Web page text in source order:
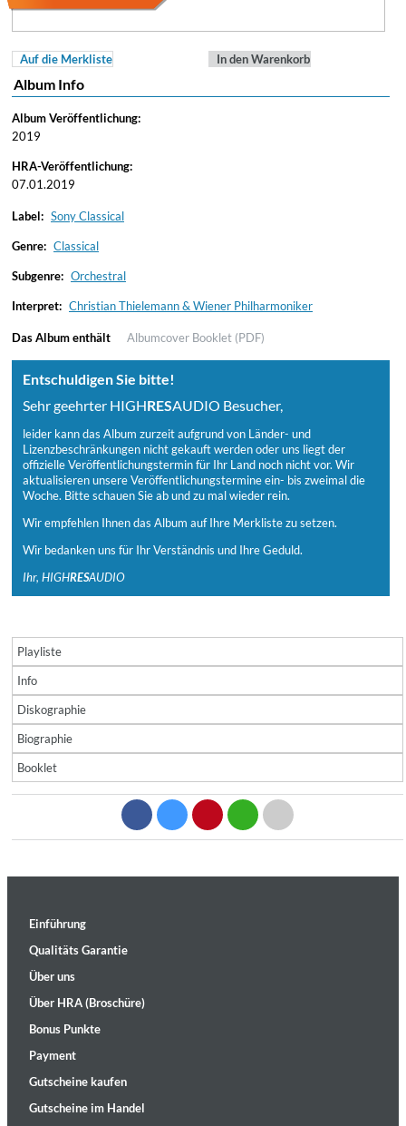
Auf die Merkliste In den Warenkorb
Album Info
Album Veröffentlichung:
2019
HRA-Veröffentlichung:
07.01.2019
Label: Sony Classical
Genre: Classical
Subgenre: Orchestral
Interpret: Christian Thielemann & Wiener Philharmoniker
Das Album enthält Albumcover Booklet (PDF)
Entschuldigen Sie bitte!
Sehr geehrter HIGHRESAUDIO Besucher,
leider kann das Album zurzeit aufgrund von Länder- und
Lizenzbeschränkungen nicht gekauft werden oder uns liegt der
offizielle Veröffentlichungstermin für Ihr Land noch nicht vor. Wir
aktualisieren unsere Veröffentlichungstermine ein- bis zweimal die
Woche. Bitte schauen Sie ab und zu mal wieder rein.
Wir empfehlen Ihnen das Album auf Ihre Merkliste zu setzen.
Wir bedanken uns für Ihr Verständnis und Ihre Geduld.
Ihr, HIGHRESAUDIO
Playliste
Info
Diskographie
Biographie
Booklet
Einführung
Qualitäts Garantie
Über uns
Über HRA (Broschüre)
Bonus Punkte
Payment
Gutscheine kaufen
Gutscheine im Handel